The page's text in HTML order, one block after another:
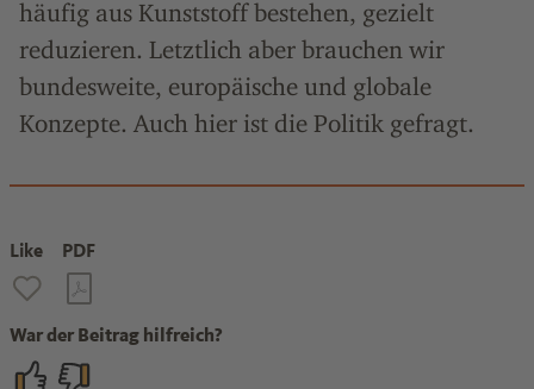
häufig aus Kunststoff bestehen, gezielt
reduzieren. Letztlich aber brauchen wir
bundesweite, europäische und globale
Konzepte. Auch hier ist die Politik gefragt.
Like PDF
War der Beitrag hilfreich?